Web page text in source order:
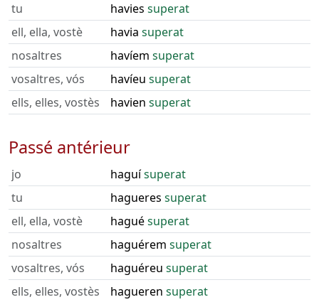
tu
havies superat
ell, ella, vostè
havia superat
nosaltres
havíem superat
vosaltres, vós
havíeu superat
ells, elles, vostès
havien superat
Passé antérieur
jo haguísuperat
tu
hagueres superat
ell, ella, vostè
haguésuperat
nosaltres
haguérem superat
vosaltres, vós
haguéreu superat
ells, elles, vostès
hagueren superat